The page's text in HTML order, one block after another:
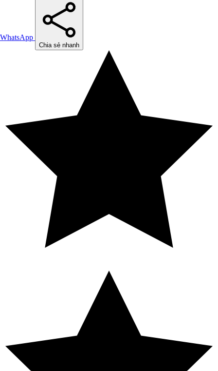
WhatsApp
Chia sẻ nhanh